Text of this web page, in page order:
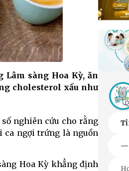
sàng Hoa Kỳ, ăn
cholesterol xấu như
nghiên cứu cho rằng
ca ngợi trứng là nguồn
Hoa Kỳ khẳng định